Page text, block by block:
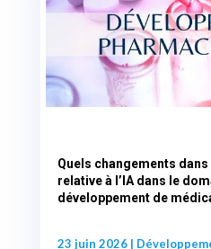
Quels changements
relative à l’IA dans le
développement de
23 juin 2026|